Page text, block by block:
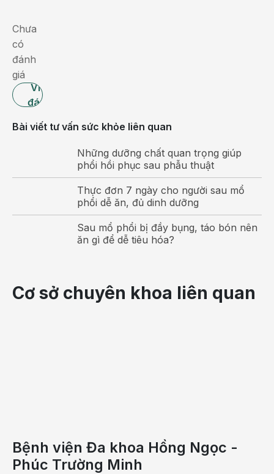
Chưa
có
đánh
giá
Viết
đánh
Bài viết tư vấn sức khỏe liên quan
Những dưỡng chất quan trọng giúp
phổi hồi phục sau phẫu thuật
Thực đơn 7 ngày cho người sau mổ
phổi dễ ăn, đủ dinh dưỡng
Sau mổ phổi bị đầy bụng, táo bón nên
ăn gì để dễ tiêu hóa?
Cơ sở chuyên khoa liên quan
Bệnh viện Đa khoa Hồng Ngọc -
Phúc Trường Minh